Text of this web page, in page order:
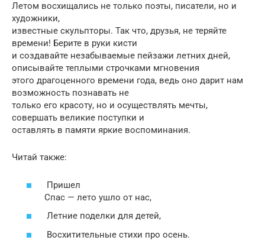
Летом восхищались не только поэты, писатели, но и
художники,
известные скульпторы. Так что, друзья, не теряйте
времени! Берите в руки кисти
и создавайте незабываемые пейзажи летних дней,
описывайте теплыми строчками мгновения
этого драгоценного времени года, ведь оно дарит нам
возможность познавать не
только его красоту, но и осуществлять мечты,
совершать великие поступки и
оставлять в памяти яркие воспоминания.
Читай также:
Пришел
Спас — лето ушло от нас,
Летние поделки для детей,
Восхитительные стихи про осень.